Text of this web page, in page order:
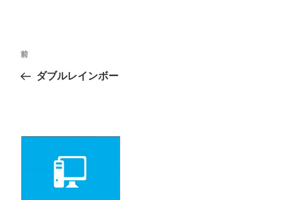
投
稿
前
の
前
ダブルレインボー